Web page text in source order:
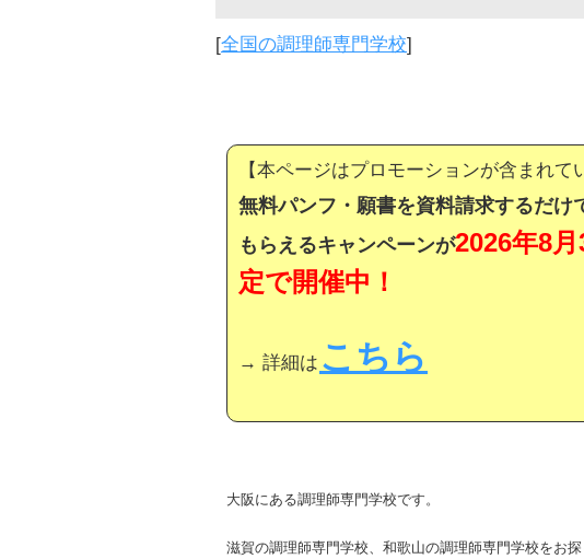
[全国の調理師専門学校]
【本ページはプロモーションが含まれ
無料パンフ・願書を資料請求するだけ
もらえるキャンペーンが2026年8
定で開催中！
→ 詳細は こちら
大阪にある調理師専門学校です。
滋賀の調理師専門学校、和歌山の調理師専門学校をお